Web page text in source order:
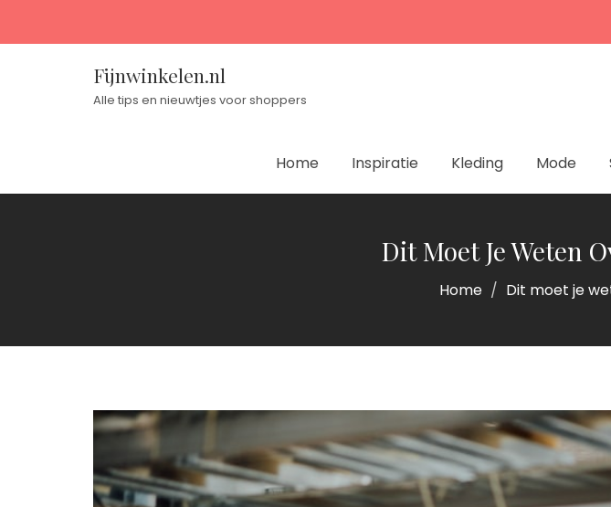
Fijnwinkelen.nl
Alle tips en nieuwtjes voor shoppers
Home Inspiratie Kleding Mode
Dit Moet Je Weten
Home Dit moet je